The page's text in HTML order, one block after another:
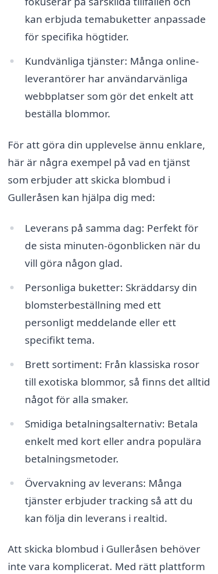
kan erbjuda temabuketter anpassade
för specifika högtider.
Kundvänliga tjänster: Många online-
leverantörer har användarvänliga
webbplatser som gör det enkelt att
beställa blommor.
För att göra din upplevelse ännu enklare,
här är några exempel på vad en tjänst
som erbjuder att skicka blombud i
Gulleråsen kan hjälpa dig med:
Leverans på samma dag: Perfekt för
de sista minuten-ögonblicken när du
vill göra någon glad.
Personliga buketter: Skräddarsy din
blomsterbeställning med ett
personligt meddelande eller ett
specifikt tema.
Brett sortiment: Från klassiska rosor
till exotiska blommor, så finns det alltid
något för alla smaker.
Smidiga betalningsalternativ: Betala
enkelt med kort eller andra populära
betalningsmetoder.
Övervakning av leverans: Många
tjänster erbjuder tracking så att du
kan följa din leverans i realtid.
Att skicka blombud i Gulleråsen behöver
inte vara komplicerat. Med rätt plattform